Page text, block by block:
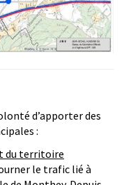
d’apporter des
:
du territoire
le trafic lié à